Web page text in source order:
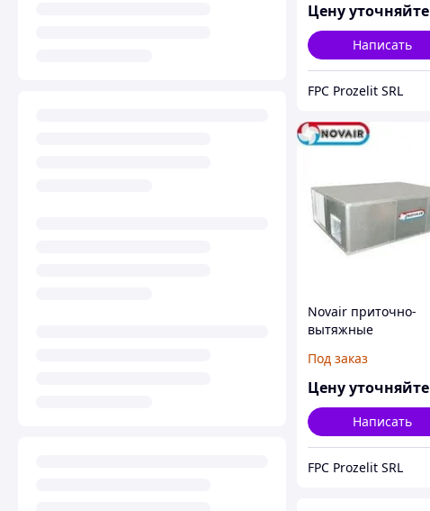
Цену уточняйте
Написать
FPC Prozelit SRL
Novair приточно-
вытяжные
ы
Под заказ
Цену уточняйте
Написать
FPC Prozelit SRL